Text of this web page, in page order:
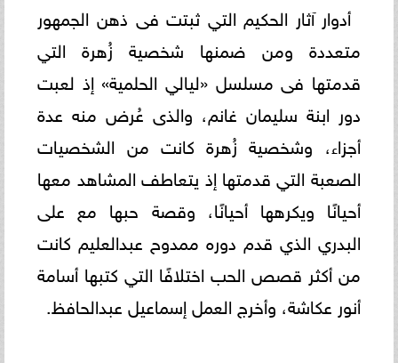
أدوار آثار الحكيم التي ثبتت فى ذهن الجمهور
متعددة ومن ضمنها شخصية زُهرة التي
قدمتها فى مسلسل «ليالي الحلمية» إذ لعبت
دور ابنة سليمان غانم، والذى عُرض منه عدة
أجزاء، وشخصية زُهرة كانت من الشخصيات
الصعبة التي قدمتها إذ يتعاطف المشاهد معها
أحيانًا ويكرهها أحيانًا، وقصة حبها مع على
البدري الذي قدم دوره ممدوح عبدالعليم كانت
من أكثر قصص الحب اختلافًا التي كتبها أسامة
أنور عكاشة، وأخرج العمل إسماعيل عبدالحافظ.